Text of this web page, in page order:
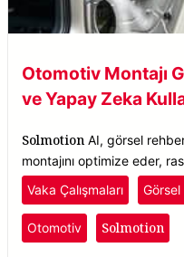
Otomotiv Montajı
ve Yapay Zeka
Solmotion AI, görsel
montajını optimize eder,
parçalarını, yönelim fark
Vaka Çalışmaları
Otomotiv Solmotion